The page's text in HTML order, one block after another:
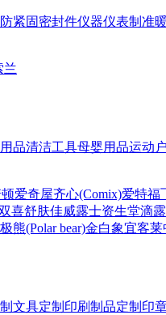
紧固密封件仪器仪表制准
兰
品清洁工具母婴用品运动
爱奇屋齐心(Comix)爱特福
喜舒肤佳威露士资生堂滴露
熊(Polar bear)金白象宜客莱
文具定制 印刷制品定制 印